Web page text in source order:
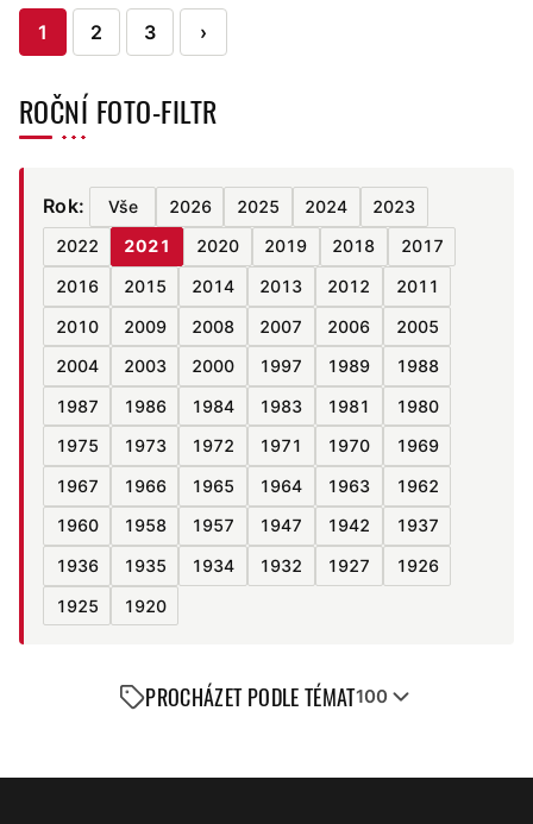
Stránkování
příspěvků
1 2 3 ›
ROČNÍ FOTO-FILTR
Rok: Vše 2026 2025 2024
2023
2022
2021 2020 2019 2018
2017
2016
2015 2014 2013 2012
2011
2010
2009 2008 2007 2006
2005
2004
2003 2000 1997 1989
1988
1987
1986 1984 1983 1981
1980
1975
1973 1972 1971 1970
1969
1967
1966 1965 1964 1963
1962
1960
1958 1957 1947 1942
1937
1936
1935 1934 1932 1927
1926
1925
1920
PROCHÁZET PODLE TÉMAT100